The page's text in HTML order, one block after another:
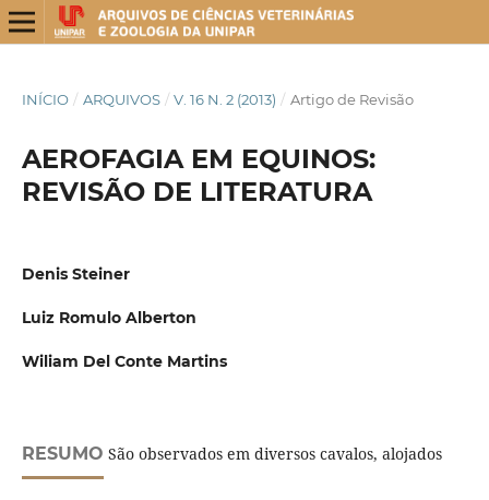
INÍCIO / ARQUIVOS / V. 16 N. 2 (2013) / Artigo de Revisão
AEROFAGIA EM EQUINOS:
REVISÃO DE LITERATURA
Denis Steiner
Luiz Romulo Alberton
Wiliam Del Conte Martins
RESUMO São observados em diversos cavalos, alojados